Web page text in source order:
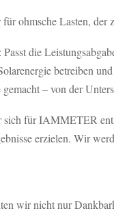
ohmsche Lasten, der
: Passt die
betreiben
– von der
für IAMMETER
erzielen. Wir
wir nicht nur